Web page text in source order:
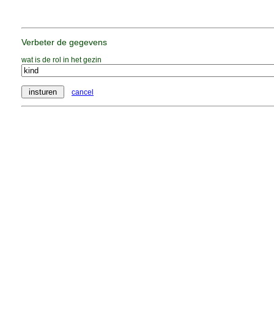
Verbeter de gegevens
wat is de rol in het gezin
cancel